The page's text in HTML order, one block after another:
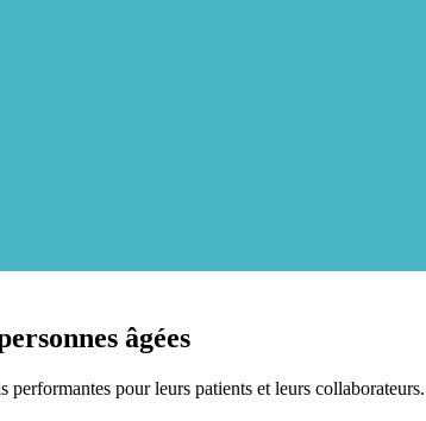
âgées​
pour leurs patients et leurs collaborateurs.